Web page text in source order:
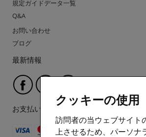
クッキーの使用
訪問者の当ウェブサイト
上させるため、パーソナ
規定ガイドデータ一覧
Q&A
お問い合わせ
ブログ
最新情報
お支払い方法